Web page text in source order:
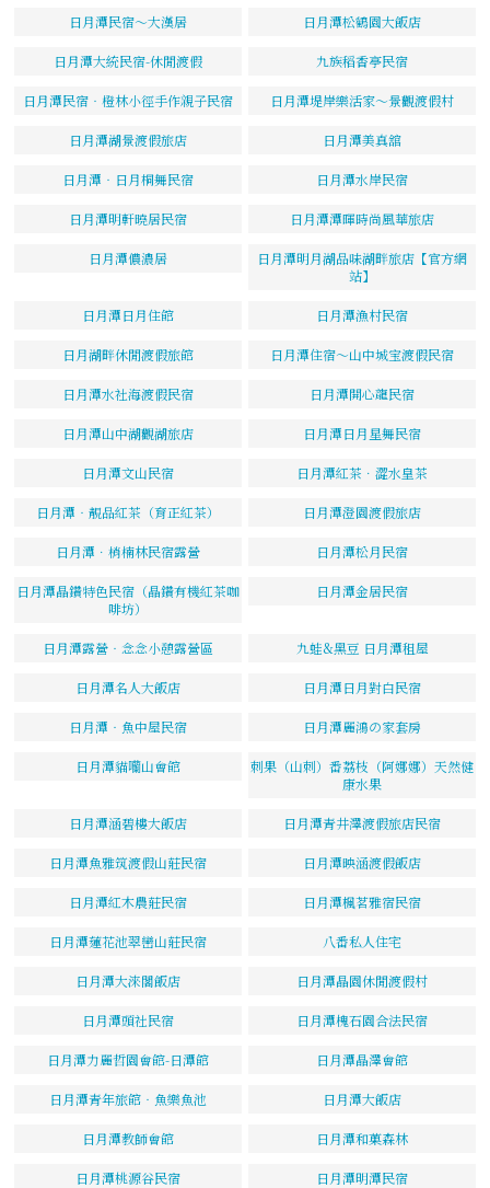
日月潭民宿～大漢居 日月潭松鶴園大飯店
日月潭大統民宿-休閒渡假 九族稻香亭民宿
日月潭民宿‧橙林小徑手作親子民宿 日月潭堤岸樂活家～景觀渡假村
日月潭湖景渡假旅店 日月潭美真舘
日月潭‧日月桐舞民宿 日月潭水岸民宿
日月潭明軒曉居民宿 日月潭潭暉時尚風華旅店
日月潭儂濃居
日月潭明月湖品味湖畔旅店【官方網
站】
日月潭日月住館 日月潭漁村民宿
日月湖畔休閒渡假旅館 日月潭住宿～山中城宝渡假民宿
日月潭水社海渡假民宿 日月潭開心龍民宿
日月潭山中湖觀湖旅店 日月潭日月星舞民宿
日月潭文山民宿 日月潭紅茶．澀水皇茶
日月潭‧靚品紅茶（育正紅茶） 日月潭澄園渡假旅店
日月潭．梢楠林民宿露營 日月潭松月民宿
日月潭晶鑽特色民宿（晶鑽有機紅茶咖
啡坊）
日月潭金居民宿
日月潭露營‧念念小憩露營區 九蛙&黑豆 日月潭租屋
日月潭名人大飯店 日月潭日月對白民宿
日月潭‧魚中屋民宿 日月潭麗鴻の家套房
日月潭貓囒山會館
刺果（山刺）番荔枝（阿娜娜）天然健
康水果
日月潭涵碧樓大飯店 日月潭青井澤渡假旅店民宿
日月潭魚雅筑渡假山莊民宿 日月潭映涵渡假飯店
日月潭紅木農莊民宿 日月潭楓茗雅宿民宿
日月潭蓮花池翠巒山莊民宿 八番私人住宅
日月潭大淶閣飯店 日月潭晶園休閒渡假村
日月潭頭社民宿 日月潭槐石園合法民宿
日月潭力麗哲園會館-日潭館 日月潭晶澤會館
日月潭青年旅館‧魚樂魚池 日月潭大飯店
日月潭教師會館 日月潭和菓森林
日月潭桃源谷民宿 日月潭明潭民宿